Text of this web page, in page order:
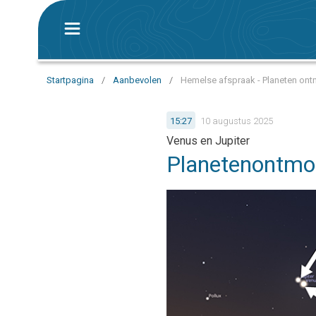
Startpagina / Aanbevolen / Hemelse afspraak - Planeten
15:27 10 augustus 2025
Venus en Jupiter